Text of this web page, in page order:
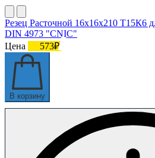
Резец Расточной 16х16х210 Т15К6
DIN 4973 "CNIC"
Цена
573₽
В корзину